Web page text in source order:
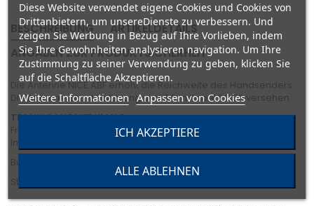
BESCHREIBUNG
ARTIKELDETAILS
ANGABEN ZUR PRODUKTSICHERHEIT
Die Antenne NICE ABF erhöht die Reichweite des Handsenders.
Die Antenne ist mit Halterung und 3,2 m Kabel RG 58 versehen.
TECHNISCHE MERKMALE:
Frequenz in Empfang: 433,92 MHz
Impedanz: 50 Ohm
Bügel: Edelstahl
Stromkabel: RG 58
Diese Website verwendet eigene Cookies und Cookies von
Drittanbietern, um unsereDienste zu verbessern. Und
zeigen Sie Werbung in Bezug auf Ihre Vorlieben, indem
Sie Ihre Gewohnheiten analysieren navigation. Um Ihre
Zustimmung zu seiner Verwendung zu geben, klicken Sie
auf die Schaltfläche Akzeptieren.
Weitere Informationen Anpassen von Cookies
ALLE ABLEHNEN
ICH AKZEPTIERE